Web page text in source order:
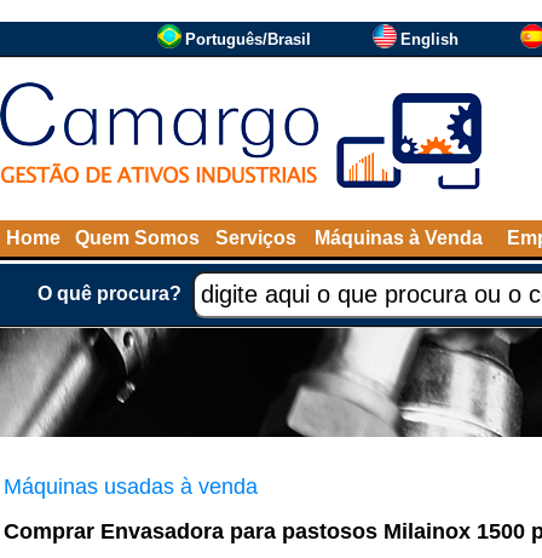
Português/Brasil English
Home Quem Somos Serviços Máquinas à Venda
O quê procura?
Máquinas usadas à venda
Comprar Envasadora para pastosos Milainox 1500